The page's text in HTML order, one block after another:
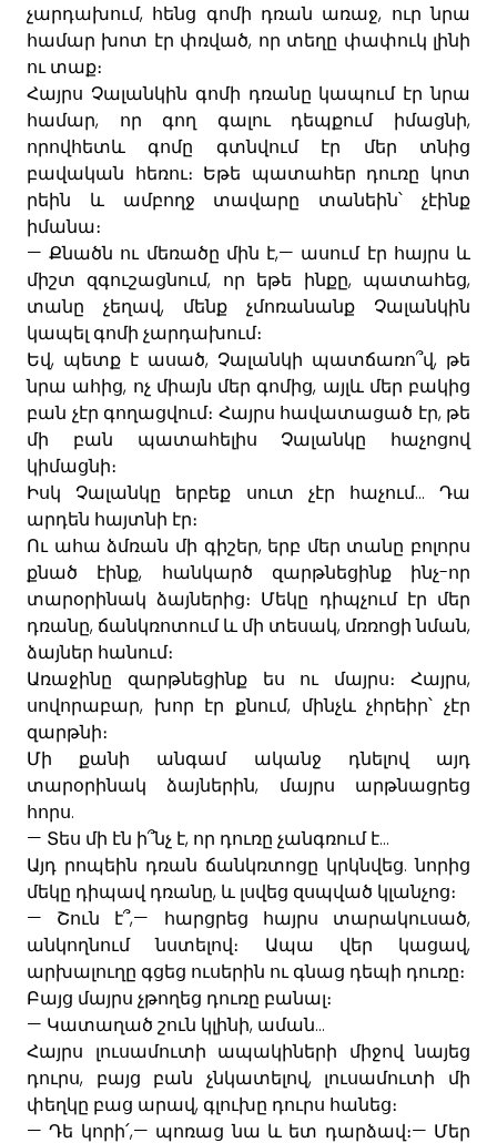
չարդախում, հենց գոմի դռան առաջ, ուր նրա
համար խոտ էր փռված, որ տեղը փափուկ լինի
ու տաք։
Հայրս Չալանկին գոմի դռանը կապում էր նրա
համար, որ գող գալու դեպքում իմացնի,
որովհետև գոմը գտնվում էր մեր
տնից
բավական
հեռու։ Եթե պատահեր դուռը
կոտ
րեին
և ամբողջ տավարը տանեին՝
չէինք
իմանա։
—Քնածն ու մեռածը մին է,— ասում էր հայրս և
միշտ
զգուշացնում, որ եթե ինքը, պատահեց,
տանը չեղավ, մենք չմոռանանք
Չալանկին
կապել գոմի չարդախում։
Եվ, պետք է ասած, Չալանկի պատճառո՞վ, թե
նրա ահից, ոչ միայն մեր գոմից, այլև մեր բակից
բան չէր գողացվում։ Հայրս հավատացած էր, թե
մի
բան պատահելիս Չալանկը
հաչոցով
կիմացնի։
Իսկ
Չալանկը երբեք սուտ չէր հաչում...Դա
արդեն հայտնի էր։
Ու ահա ձմռան մի գիշեր, երբ մեր տանը բոլորս
քնած
էինք, հանկարծ զարթնեցինք ինչ-որ
տարօրինակ
ձայներից։ Մեկը դիպչում էր
մեր
դռանը, ճանկռոտում և մի տեսակ, մռռոցի նման,
ձայներ հանում։
Առաջինը
զարթնեցինք ես ու մայրս։ Հայրս,
սովորաբար, խոր էր քնում, մինչև չհրեիր՝
չէր
զարթնի։
Մի
քանի անգամ ականջ դնելով
այդ
տարօրինակ
ձայներին, մայրս
արթնացրեց
հորս.
— Տես մի էն ի՞նչ է, որ դուռը չանգռում է...
Այդ րոպեին դռան ճանկռտոցը կրկնվեց.նորից
մեկը դիպավ դռանը, և լսվեց զսպված կլանչոց։
— Շուն է՞,— հարցրեց հայրս տարակուսած,
անկողնում նստելով։ Ապա վեր կացավ,
արխալուղը գցեց ուսերին ու գնաց դեպի դուռը։
Բայց մայրս չթողեց դուռը բանալ։
— Կատաղած շուն կլինի, աման...
Հայրս լուսամուտի ապակիների միջով
նայեց
դուրս, բայց բան չնկատելով, լուսամուտի
մի
փեղկը բաց արավ, գլուխը դուրս հանեց։
—Դե կորի՛,— պոռաց նա և ետ դարձավ։— Մեր